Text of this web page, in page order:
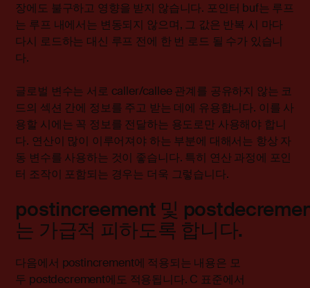
장에도 불구하고 영향을 받지 않습니다. 포인터 buf는 루프
는 루프 내에서는 변동되지 않으며, 그 값은 반복 시 마다
다시 로드하는 대신 루프 전에 한 번 로드 될 수가 있습니
다.
글로벌 변수는 서로 caller/callee 관계를 공유하지 않는 코
드의 섹션 간에 정보를 주고 받는 데에 유용합니다. 이를 사
용할 시에는 꼭 정보를 전달하는 용도로만 사용해야 합니
다. 연산이 많이 이루어져야 하는 부분에 대해서는 항상 자
동 변수를 사용하는 것이 좋습니다. 특히 연산 과정에 포인
터 조작이 포함되는 경우는 더욱 그렇습니다.
postincreement 및
는 가급적 피하도록 합니다.
다음에서 postincrement에 적용되는 내용은 모
두 postdecrement에도 적용됩니다. C 표준에서